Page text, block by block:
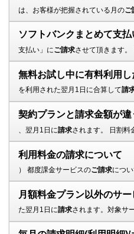
は、お客様が把握されている月のご
ソフトバンクまとめて支
支払い」にご請求させて頂きます
無料お試し中に有料利用し
を利用された翌月1日に合算して請
契約プランと請求金額が違
、翌月1日に請求されます。 日割料
利用料金の請求について
） 都度課金サービスのご請求につ
月額料金プラン以外のサ
た翌月1日に請求されます。対象サ